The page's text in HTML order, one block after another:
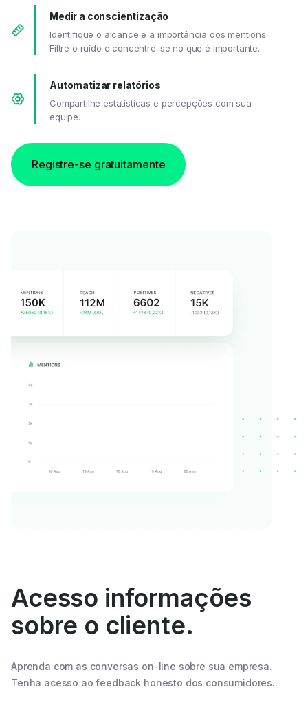
Medir a conscientização
Identifique o alcance e a importância dos mentions.
Filtre o ruído e concentre-se no que é importante.
Automatizar relatórios
Compartilhe estatísticas e percepções com sua
equipe.
Registre-se gratuitamente
Acesso informações
sobre o cliente.
Aprenda com as conversas on-line sobre sua empresa.
Tenha acesso ao feedback honesto dos consumidores.